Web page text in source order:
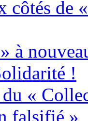
côtés de
à
!
«
falsifié »